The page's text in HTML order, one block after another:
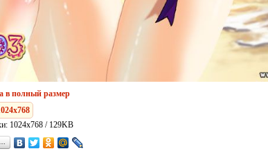
в полный размер
1024x768 / 129KB